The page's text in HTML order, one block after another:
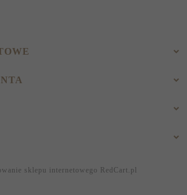
sklepu internetowego RedCart.pl